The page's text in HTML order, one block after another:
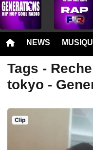
NEWS
Tags -
tokyo -
Clip